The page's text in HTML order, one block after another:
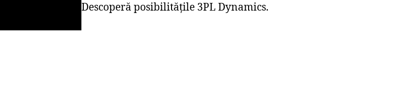
Descoperă posibilitățile 3PL Dynamics.